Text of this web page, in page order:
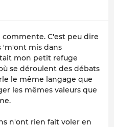
C'est peu dire
'm'ont mis dans
mon petit refuge
se déroulent des débats
le même langage que
les mêmes valeurs que
n'ont rien fait voler en